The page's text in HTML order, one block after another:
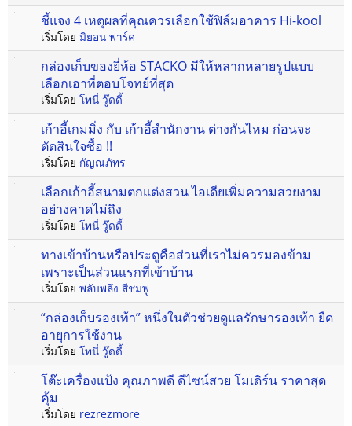
ชี้แจง 4 เหตุผลที่คุณควรเลือกใช้ฟิล์มอาคาร Hi-kool
เริ่มโดย มิยอน พาร์ค
กล่องเก็บของยี่ห้อ STACKO มีให้หลากหลายรูปแบบ
เลือกเอาที่ตอบโจทย์ที่สุด
เริ่มโดย โทนี่ วู๊ดดี้
เก้าอี้เกมมิ่ง กับ เก้าอี้สํานักงาน ต่างกันไหม ก่อนจะ
ตัดสินใจซื้อ !!
เริ่มโดย กัญณภัทร
เลือกเก้าอี้สนามตกแต่งสวน ไอเดียเพิ่มความสวยงาม
อย่างคาดไม่ถึง
เริ่มโดย โทนี่ วู๊ดดี้
ทางเข้าบ้านหรือประตูคือส่วนที่เราไม่ควรมองข้าม
เพราะเป็นส่วนแรกที่เข้าบ้าน
เริ่มโดย พลับพลึง สีชมพู
“กล่องเก็บรองเท้า” หนึ่งในตัวช่วยดูแลรักษารองเท้า ยืด
อายุการใช้งาน
เริ่มโดย โทนี่ วู๊ดดี้
โต๊ะเครื่องแป้ง คุณภาพดี ดีไซน์สวย โมเดิร์น ราคาสุด
คุ้ม
เริ่มโดย rezrezmore